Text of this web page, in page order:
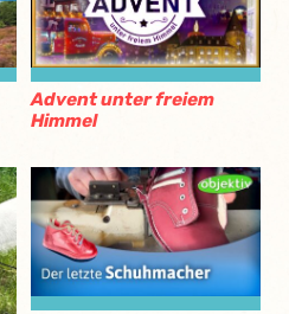
Advent unter freiem
Himmel